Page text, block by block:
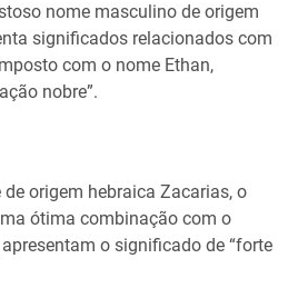
nome masculino de origem
significados relacionados com
com o nome Ethan,
nobre”.
origem hebraica Zacarias, o
ótima combinação com o
o significado de “forte